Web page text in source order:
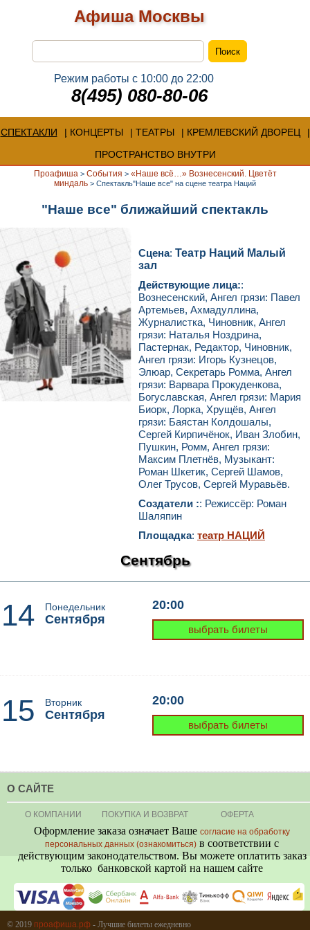
Афиша Москвы
Режим работы с 10:00 до 22:00
8(495) 080-80-06
СПЕКТАКЛИ КОНЦЕРТЫ ТЕАТРЫ
КРЕМЛЕВСКИЙ ДВОРЕЦ
ПРОСТРАНСТВО ВНУТРИ
Проафиша > События > «Наше всё…» Вознесенский. Цветёт
миндаль > Спектакль"Наше все" на сцене театра Наций
"Наше все" ближайший спектакль
Сцена: Театр Наций Малый
зал
Действующие лица::
Вознесенский, Ангел грязи: Павел
Артемьев, Ахмадуллина,
Журналистка, Чиновник, Ангел
грязи: Наталья Ноздрина,
Пастернак, Редактор, Чиновник,
Ангел грязи: Игорь Кузнецов,
Элюар, Секретарь Ромма, Ангел
грязи: Варвара Прокуденкова,
Богуславская, Ангел грязи: Мария
Биорк, Лорка, Хрущёв, Ангел
грязи: Баястан Колдошалы,
Сергей Кирпичёнок, Иван Злобин,
Пушкин, Ромм, Ангел грязи:
Максим Плетнёв, Музыкант:
Роман Шкетик, Сергей Шамов,
Олег Трусов, Сергей Муравьёв.
Создатели :: Режиссёр: Роман
Шаляпин
Площадка: театр НАЦИЙ
Сентябрь
14 Понедельник
Сентября
20:00
выбрать билеты
15 Вторник
Сентября
20:00
выбрать билеты
О САЙТЕ
О КОМПАНИИ ПОКУПКА И ВОЗВРАТ ОФЕРТА
Оформление заказа означает Ваше согласие на обработку
персональных данных (ознакомиться) в соответствии с
действующим законодательством. Вы можете оплатить заказ
только банковской картой на нашем сайте
© 2019 проафиша.рф - Лучшие билеты ежедневно